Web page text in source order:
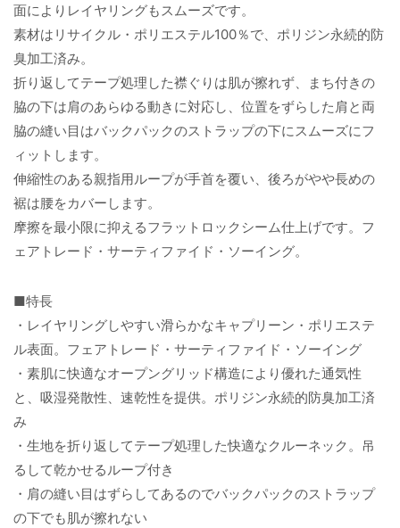
面によりレイヤリングもスムーズです。
素材はリサイクル・ポリエステル100％で、ポリジン永続的防
臭加工済み。
折り返してテープ処理した襟ぐりは肌が擦れず、まち付きの
脇の下は肩のあらゆる動きに対応し、位置をずらした肩と両
脇の縫い目はバックパックのストラップの下にスムーズにフ
ィットします。
伸縮性のある親指用ループが手首を覆い、後ろがやや長めの
裾は腰をカバーします。
摩擦を最小限に抑えるフラットロックシーム仕上げです。フ
ェアトレード・サーティファイド・ソーイング。
■特長
・レイヤリングしやすい滑らかなキャプリーン・ポリエステ
ル表面。フェアトレード・サーティファイド・ソーイング
・素肌に快適なオープングリッド構造により優れた通気性
と、吸湿発散性、速乾性を提供。ポリジン永続的防臭加工済
み
・生地を折り返してテープ処理した快適なクルーネック。吊
るして乾かせるループ付き
・肩の縫い目はずらしてあるのでバックパックのストラップ
の下でも肌が擦れない